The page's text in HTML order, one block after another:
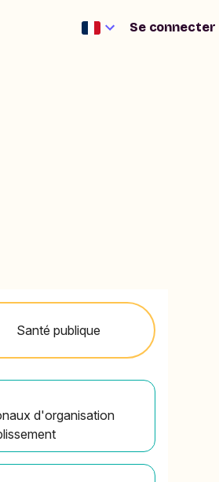
Se connecter
Santé publique
d'organisation